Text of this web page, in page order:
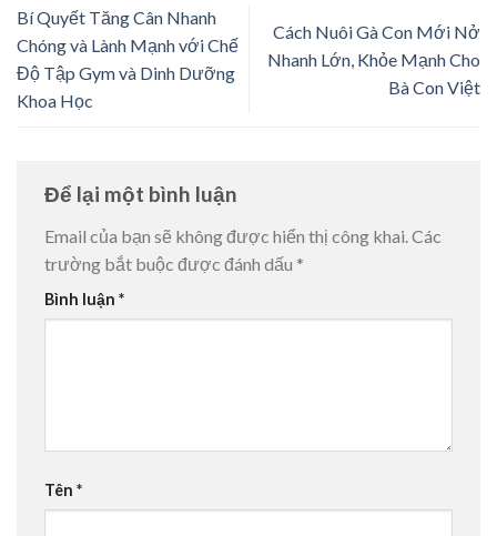
Bí Quyết Tăng Cân Nhanh
Chóng và Lành Mạnh với Chế
Độ Tập Gym và Dinh Dưỡng
Khoa Học
Cách Nuôi Gà Con Mới Nở
Nhanh Lớn, Khỏe Mạnh Cho
Bà Con Việt
Để lại một bình luận
Email của bạn sẽ không được hiển thị công khai.Các
trường bắt buộc được đánh dấu *
Bình luận *
Tên *